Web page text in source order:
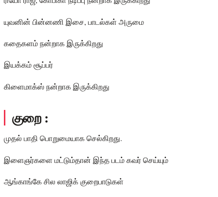
யுவனின் பின்னணி இசை, பாடல்கள் அருமை
கதைகளம் நன்றாக இருக்கிறது
இயக்கம் சூப்பர்
கிளைமாக்ஸ் நன்றாக இருக்கிறது
குறை :
முதல் பாதி பொறுமையாக செல்கிறது.
இளைஞர்களை மட்டும்தான் இந்த படம் கவர் செய்யும்
ஆங்காங்கே சில லாஜிக் குறைபாடுகள்